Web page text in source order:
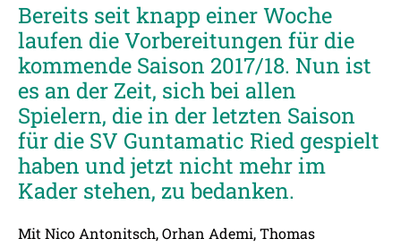
Bereits seit knapp einer Woche
laufen die Vorbereitungen für die
kommende Saison 2017/18. Nun ist
es an der Zeit, sich bei allen
Spielern, die in der letzten Saison
für die SV Guntamatic Ried gespielt
haben und jetzt nicht mehr im
Kader stehen, zu bedanken.
Mit Nico Antonitsch, Orhan Ademi, Thomas